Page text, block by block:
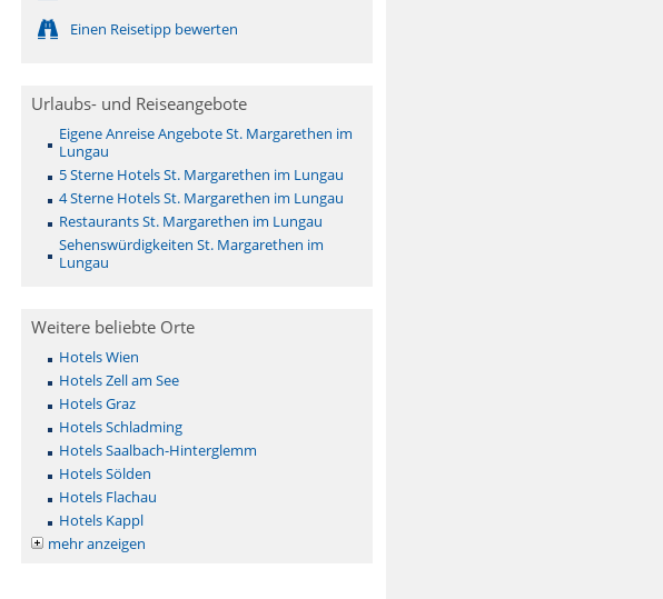
Einen Reisetipp bewerten
Urlaubs- und Reiseangebote
Eigene Anreise Angebote St. Margarethen im
Lungau
5 Sterne Hotels St. Margarethen im Lungau
4 Sterne Hotels St. Margarethen im Lungau
Restaurants St. Margarethen im Lungau
Sehenswürdigkeiten St. Margarethen im
Lungau
Weitere beliebte Orte
Hotels Wien
Hotels Zell am See
Hotels Graz
Hotels Schladming
Hotels Saalbach-Hinterglemm
Hotels Sölden
Hotels Flachau
Hotels Kappl
mehr anzeigen